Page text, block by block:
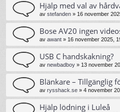
Hjälp med val av
av stefanden » 16 november
Bose AV20 ingen
av awant » 16 november 2025,
USB C handskakning?
av newbadboy » 13 november
Blänkare – Tillgänglig
av rysshack.se » 4 november
Hjälp lödning i Luleå